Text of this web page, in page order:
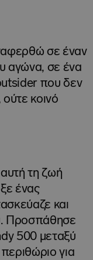
σε έναν
αγώνα, σε ένα
που δεν
ούτε κοινό
τη ζωή
ένας
και
Προσπάθησε
500 μεταξύ
για